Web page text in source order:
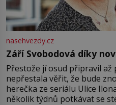
nasehvezdy.cz
Září Svobodová díky
Přestože jí osud připravil
nepřestala věřit, že bude znovu
herečka ze seriálu Ulice
několik týdnů potkávat se